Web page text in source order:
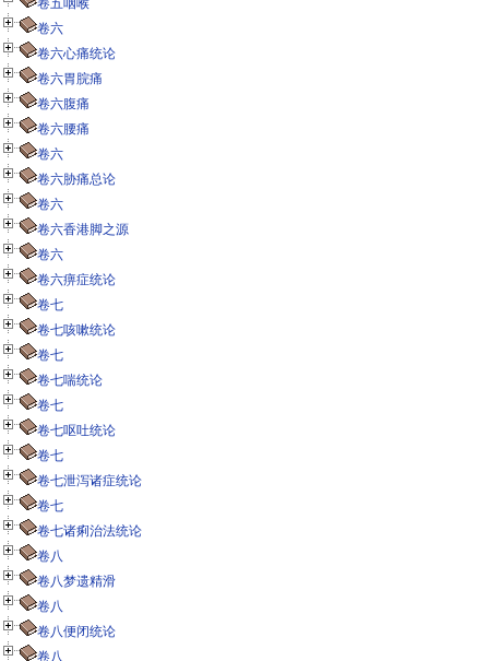
卷五咽喉
卷六
卷六心痛统论
卷六胃脘痛
卷六腹痛
卷六腰痛
卷六
卷六胁痛总论
卷六
卷六香港脚之源
卷六
卷六痹症统论
卷七
卷七咳嗽统论
卷七
卷七喘统论
卷七
卷七呕吐统论
卷七
卷七泄泻诸症统论
卷七
卷七诸痢治法统论
卷八
卷八梦遗精滑
卷八
卷八便闭统论
卷八